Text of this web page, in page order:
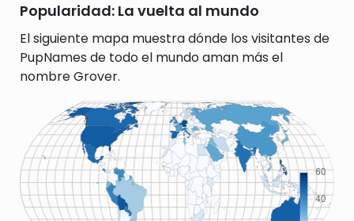
Popularidad: La vuelta al mundo
El siguiente mapa muestra dónde los visitantes de
PupNames de todo el mundo aman más el
nombre Grover.